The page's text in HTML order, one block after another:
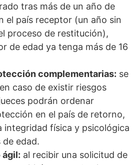
tras más de un año de
el país receptor (un año sin
proceso de restitución),
de edad ya tenga más de 16
complementarias: se
caso de existir riesgos
podrán ordenar
en el país de retorno,
integridad física y psicológica
de edad.
al recibir una solicitud de